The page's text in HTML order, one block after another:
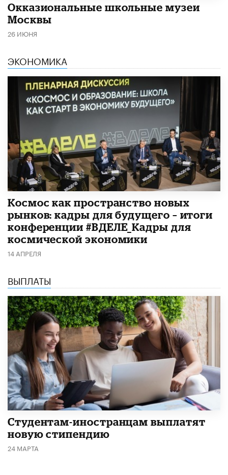
​Окказиональные школьные музеи
Москвы
26 ИЮНЯ
ЭКОНОМИКА
Космос как пространство новых
рынков: кадры для будущего – итоги
конференции #ВДЕЛЕ_Кадры для
космической экономики
14 АПРЕЛЯ
ВЫПЛАТЫ
Студентам-иностранцам выплатят
новую стипендию
24 МАРТА